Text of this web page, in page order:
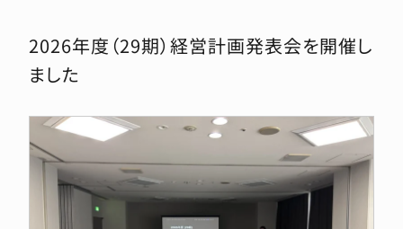
2026年度（29期）経営計画発表会を開催し
ました